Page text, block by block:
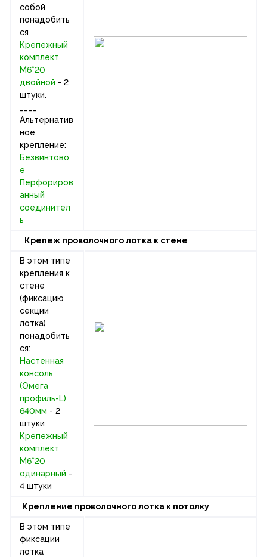
собой
понадобить
ся
Крепежный
комплект
М6*20
двойной - 2
штуки.
Альтернатив
ное
крепление:
Безвинтово
е
Перфориров
анный
соединител
ь
Крепеж проволочного лотка к стене
В этом типе
крепления к
стене
(фиксацию
секции
лотка)
понадобить
ся:
Настенная
консоль
(Омега
профиль-L)
640мм - 2
штуки
Крепежный
комплект
М6*20
одинарный -
4 штуки
Крепление проволочного лотка к потолку
В этом типе
фиксации
лотка